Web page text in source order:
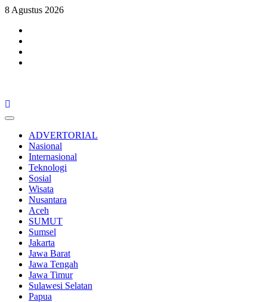
Skip
content
8 Agustus 2026
Primary
ADVERTORIAL
Nasional
Internasional
Teknologi
Sosial
Wisata
Nusantara
Aceh
SUMUT
Sumsel
Jakarta
Jawa Barat
Jawa Tengah
Jawa Timur
Sulawesi Selatan
Papua